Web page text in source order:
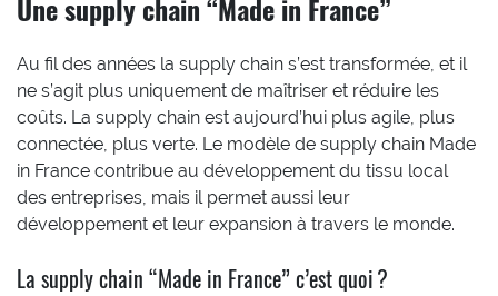
Une supply chain “Made in France”
Au fil des années la supply chain s’est transformée, et il
ne s’agit plus uniquement de maîtriser et réduire les
coûts. La supply chain est aujourd’hui plus agile, plus
connectée, plus verte. Le modèle de supply chain Made
in France contribue au développement du tissu local
des entreprises, mais il permet aussi leur
développement et leur expansion à travers le monde.
La supply chain “Made in France” c’est quoi ?